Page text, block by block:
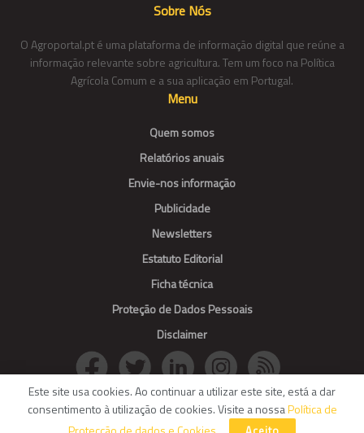
Sobre Nós
O Agroportal.pt é uma plataforma de informação digital que reúne a
informação relevante sobre agricultura. Tem um foco na Política
Agrícola Comum e a sua aplicação em Portugal.
Menu
Quem somos
Relatórios anuais
Envie-nos informação
Publicidade
Newsletters
Estatuto Editorial
Ficha técnica
Proteção de Dados Pessoais
Disclaimer
© Agroportal. All Rights reserved.
Este site usa cookies. Ao continuar a utilizar este site, está a dar
consentimento à utilização de cookies. Visite a nossaPolítica de